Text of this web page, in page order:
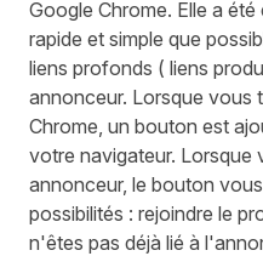
Google Chrome. Elle a
rapide et simple que
liens profonds ( liens
annonceur. Lorsque vous
Chrome, un bouton est
votre navigateur. Lorsque
annonceur, le bouton
possibilités : rejoindre le
n'êtes pas déjà lié à